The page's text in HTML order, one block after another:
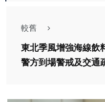
較舊
東北季風增強海線飲
警方到場警戒及交通